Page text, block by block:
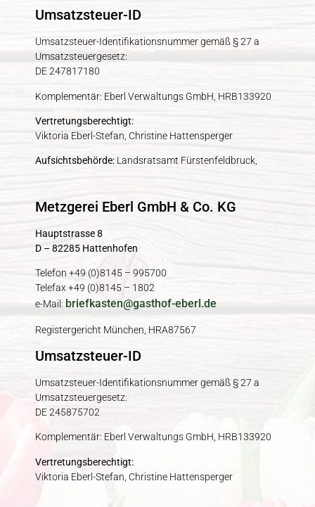
Umsatzsteuer-ID
Umsatzsteuer-Identifikationsnummer gemäß § 27 a
Umsatzsteuergesetz:
DE 247817180
Komplementär: Eberl Verwaltungs GmbH, HRB133920
Vertretungsberechtigt:
Viktoria Eberl-Stefan, Christine Hattensperger
Aufsichtsbehörde: Landsratsamt Fürstenfeldbruck,
Metzgerei Eberl GmbH & Co. KG
Hauptstrasse 8
D – 82285 Hattenhofen
Telefon +49 (0)8145 – 995700
Telefax +49 (0)8145 – 1802
e-Mail: briefkasten@gasthof-eberl.de
Registergericht München, HRA87567
Umsatzsteuer-ID
Umsatzsteuer-Identifikationsnummer gemäß § 27 a
Umsatzsteuergesetz:
DE 245875702
Komplementär: Eberl Verwaltungs GmbH, HRB133920
Vertretungsberechtigt:
Viktoria Eberl-Stefan, Christine Hattensperger